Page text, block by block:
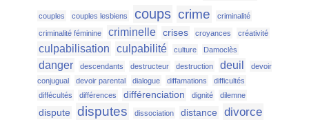
couples couples lesbiens coups crime criminalité
criminalité féminine criminelle crises croyances créativité
culpabilisation culpabilité culture Damoclès
danger descendants destructeur destruction deuil
devoir
conjugual
devoir parental dialogue diffamations
difficultés
diffécultés
différences différenciation dignité dilemne
dispute disputes dissociation distance divorce